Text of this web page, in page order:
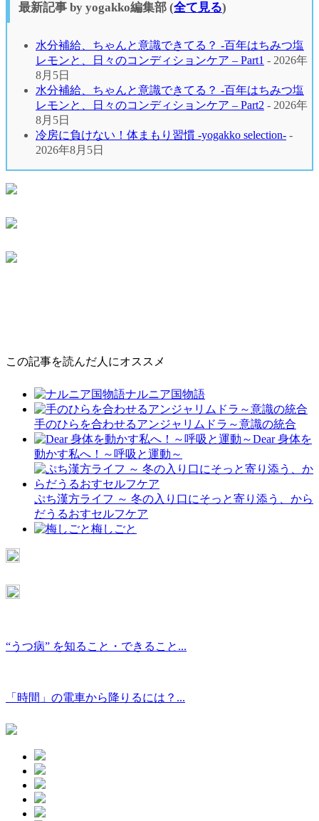
最新記事 by yogakko編集部 (全て見る)
⽔分補給、ちゃんと意識できてる？ -百年はちみつ塩
レモンと、⽇々のコンディションケア – Part1 - 2026年
8月5日
⽔分補給、ちゃんと意識できてる？ -百年はちみつ塩
レモンと、⽇々のコンディションケア – Part2 - 2026年
8月5日
冷房に負けない！体まもり習慣 -yogakko selection- -
2026年8月5日
この記事を読んだ人にオススメ
ナルニア国物語
手のひらを合わせるアンジャリムドラ～意識の統合
Dear 身体を
動かす私へ！～呼吸と運動～
ぷち漢方ライフ ～ 冬の入り口にそっと寄り添う、から
だうるおすセルフケア
梅しごと
“うつ病” を知ること・できること...
「時間」の電車から降りるには？...